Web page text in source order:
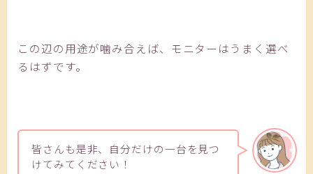
この辺の用途が噛み合えば、モニターはうまく選べ
るはずです。
皆さんも是非、自分だけの一台を見つ
けてみてください！